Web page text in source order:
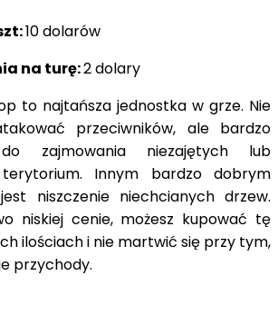
10 dolarów
na turę:2 dolary
to najtańsza jednostka w grze. Nie
przeciwników, ale bardzo
zajmowania niezajętych lub
terytorium. Innym bardzo dobrym
niszczenie niechcianych drzew.
niskiej cenie, możesz kupować tę
ilościach i nie martwić się przy tym,
przychody.